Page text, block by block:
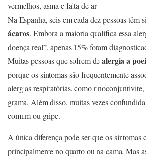
vermelhos, asma e falta de ar.
Na Espanha, seis em cada dez pessoas têm
ácaros. Embora a maioria qualifica essa
doença real”, apenas 15% foram
Muitas pessoas que sofrem dealergia a
porque os sintomas são frequentemente
alergias respiratórias, como rinoconjuntivite,
grama. Além disso, muitas vezes
comum ou gripe.
A única diferença pode ser que os sintomas
principalmente no quarto ou na cama. Mas